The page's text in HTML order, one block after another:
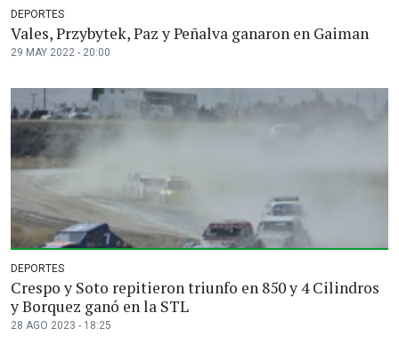
DEPORTES
Vales, Przybytek, Paz y Peñalva ganaron en Gaiman
29 MAY 2022 - 20:00
DEPORTES
Crespo y Soto repitieron triunfo en 850 y 4 Cilindros
y Borquez ganó en la STL
28 AGO 2023 - 18:25